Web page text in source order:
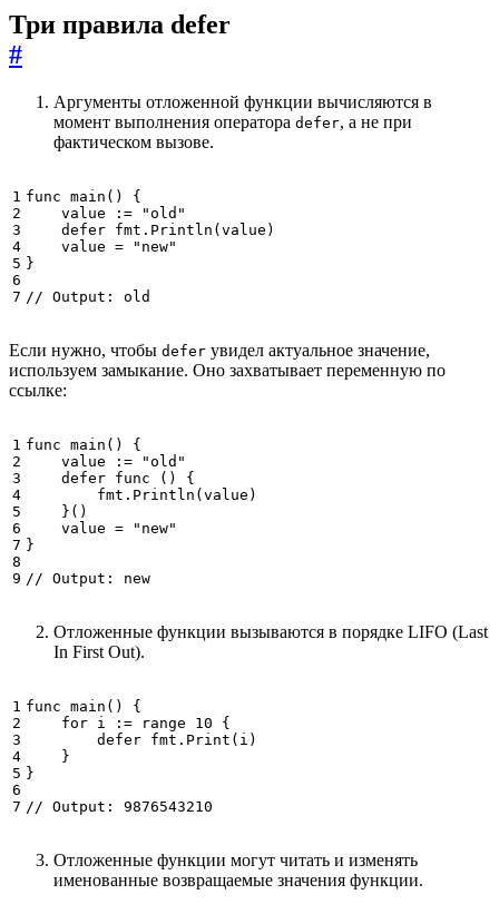
Три правила defer
#
Аргументы отложенной функции вычисляются в
момент выполнения оператора defer, а не при
фактическом вызове.
func main ()
{
value
:=
"old"
defer fmt . Println (value )
value =
"new"
}
// Output: old
Если нужно, чтобы defer увидел актуальное значение,
используем замыкание. Оно захватывает переменную по
ссылке:
func main ()
{
value
:=
"old"
defer func ()
{
fmt . Println (value )
}()
value =
"new"
}
// Output: new
Отложенные функции вызываются в порядке LIFO (Last
In First Out).
func main ()
{
for i := range 10
{
defer fmt . Print ( i )
}
}
// Output: 9876543210
Отложенные функции могут читать и изменять
именованные возвращаемые значения функции.